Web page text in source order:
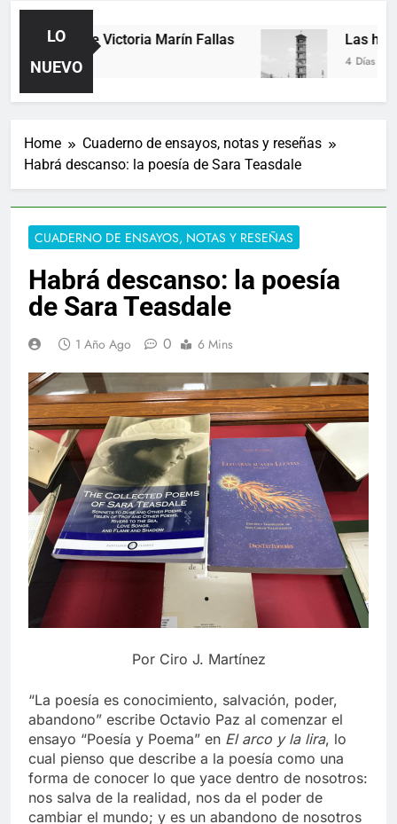
LO
NUEVO
Poemas de Victoria Marín Fallas
2 Días Ago
Las horas
4 Días Ago
Home
Cuaderno de ensayos, notas y reseñas
Habrá descanso: la poesía de Sara Teasdale
CUADERNO DE ENSAYOS, NOTAS Y RESEÑAS
Habrá descanso: la poesía
de Sara Teasdale
1 Año Ago 0 6 Mins
Por Ciro J. Martínez
“La poesía es conocimiento, salvación, poder,
abandono” escribe Octavio Paz al comenzar el
ensayo “Poesía y Poema” en El arco y la lira, lo
cual pienso que describe a la poesía como una
forma de conocer lo que yace dentro de nosotros:
nos salva de la realidad, nos da el poder de
cambiar el mundo; y es un abandono de nosotros